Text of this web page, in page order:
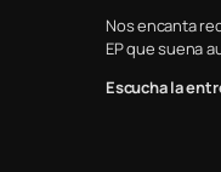
Nos encanta
EP que suena
Escucha la